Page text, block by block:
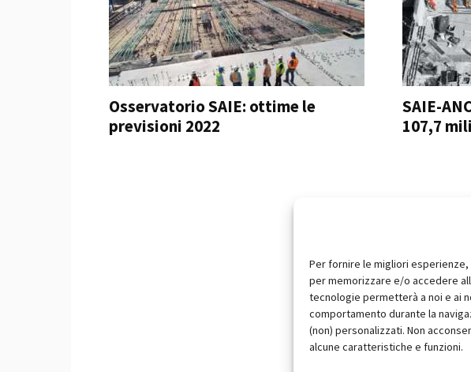
Per fornire le migliori
per memorizzare e/o accedere
tecnologie permetterà a noi e ai
comportamento durante la
(non) personalizzati. Non
alcune caratteristiche e funzioni.
Osservatorio SAIE: ottime le
previsioni 2022
SAIE-
107,7